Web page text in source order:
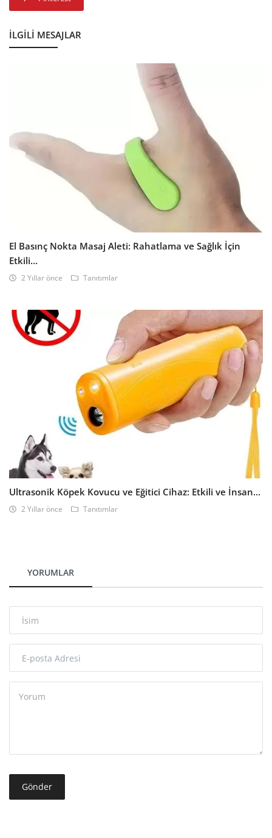
İLGILI MESAJLAR
El Basınç Nokta Masaj Aleti: Rahatlama ve Sağlık İçin
Etkili...
2 Yıllar önce Tanıtımlar
Ultrasonik Köpek Kovucu ve Eğitici Cihaz: Etkili ve İnsan...
2 Yıllar önce Tanıtımlar
YORUMLAR
Gönder